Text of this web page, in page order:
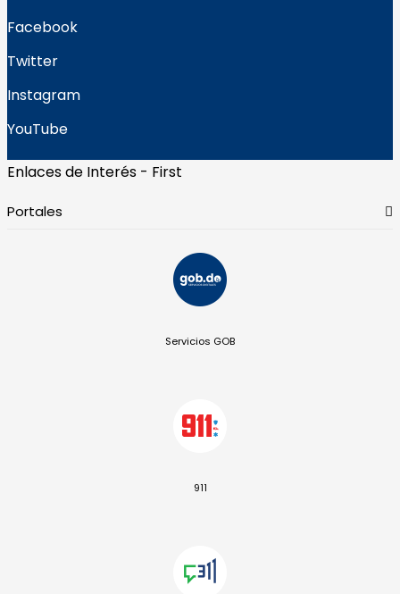
Facebook
Twitter
Instagram
YouTube
Enlaces de Interés - First
Portales
Servicios GOB
911